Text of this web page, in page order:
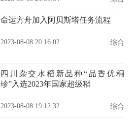
命运方舟加入阿贝斯塔任务流程
2023-08-08 20:16:02 综合
四川杂交水稻新品种“品香优秱
珍”入选2023年国家超级稻
2023-08-08 19:12:32 综合